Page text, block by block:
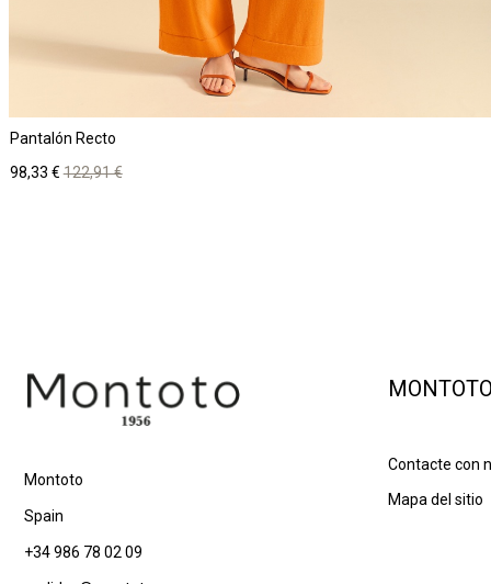
Pantalón Recto
Precio
98,33 €Precio
base
122,91 €
Montoto
Spain
+34 986 78 02 09
MONTOTO
Contacte con
Mapa del sitio